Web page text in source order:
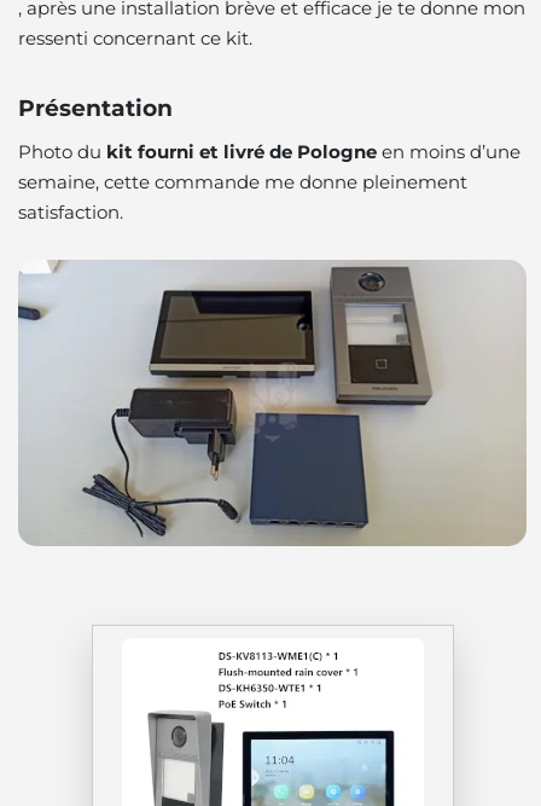
, après une installation brève et efficace je te donne mon
ressenti concernant ce kit.
Présentation
Photo du kit fourni et livré de Pologne en moins d’une
semaine, cette commande me donne pleinement
satisfaction.